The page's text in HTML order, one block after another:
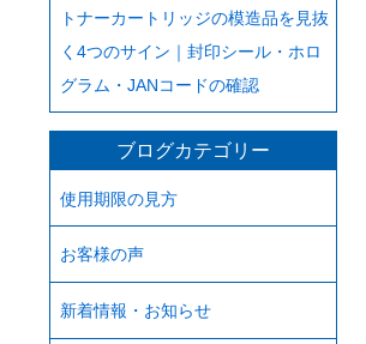
トナーカートリッジの模造品を見抜
く4つのサイン｜封印シール・ホロ
グラム・JANコードの確認
ブログカテゴリー
使用期限の見方
お客様の声
新着情報・お知らせ